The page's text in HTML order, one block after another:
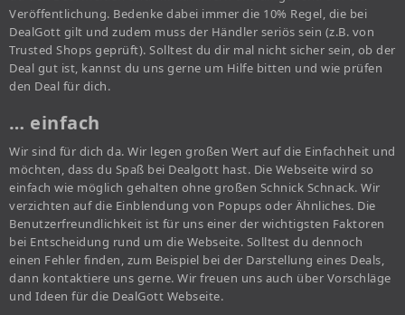
Veröffentlichung. Bedenke dabei immer die 10% Regel, die bei
DealGott gilt und zudem muss der Händler seriös sein (z.B. von
Trusted Shops geprüft). Solltest du dir mal nicht sicher sein, ob der
Deal gut ist, kannst du uns gerne um Hilfe bitten und wie prüfen
den Deal für dich.
… einfach
Wir sind für dich da. Wir legen großen Wert auf die Einfachheit und
möchten, dass du Spaß bei Dealgott hast. Die Webseite wird so
einfach wie möglich gehalten ohne großen Schnick Schnack. Wir
verzichten auf die Einblendung von Popups oder Ähnliches. Die
Benutzerfreundlichkeit ist für uns einer der wichtigsten Faktoren
bei Entscheidung rund um die Webseite. Solltest du dennoch
einen Fehler finden, zum Beispiel bei der Darstellung eines Deals,
dann kontaktiere uns gerne. Wir freuen uns auch über Vorschläge
und Ideen für die DealGott Webseite.